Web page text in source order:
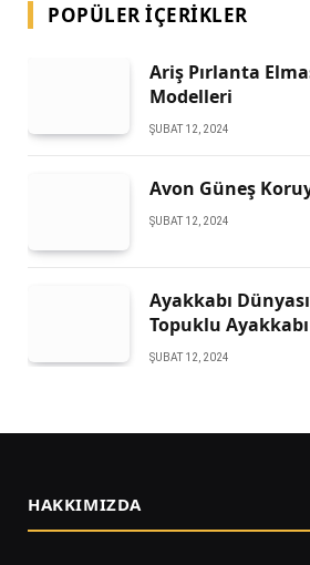
POPÜLER İÇERIKLER
Ariş Pırlanta
Modelleri
ŞUBAT 12, 2024
Avon Güneş
ŞUBAT 12, 2024
Ayakkabı
Topuklu
ŞUBAT 12, 2024
HAKKIMIZDA